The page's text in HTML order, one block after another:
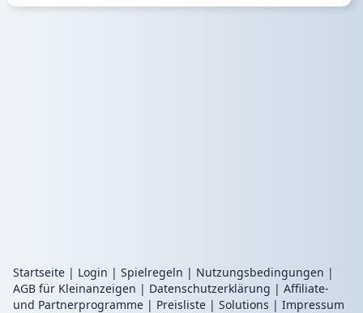
Startseite | Login | Spielregeln | Nutzungsbedingungen |
AGB für Kleinanzeigen | Datenschutzerklärung | Affiliate-
und Partnerprogramme | Preisliste | Solutions | Impressum